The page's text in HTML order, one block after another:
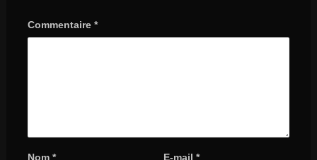
Commentaire *
Nom * E-mail*